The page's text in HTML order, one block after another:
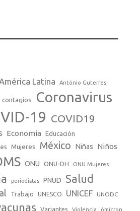
América Latina António Guterres
contagios Coronavirus
19 COVID19
Economía Educación
Mujeres México Niñas Niños
ONU ONU-DH ONU Mujeres
periodistas PNUD Salud
Trabajo UNESCO UNICEF UNODC
Variantes Violencia ómicron